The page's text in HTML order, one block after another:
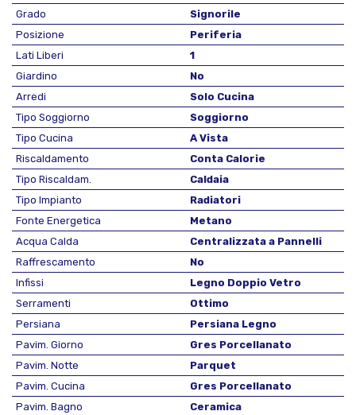
Grado
Signorile
Posizione
Periferia
Lati Liberi
1
Giardino
No
Arredi
Solo Cucina
Tipo Soggiorno
Soggiorno
Tipo Cucina
A Vista
Riscaldamento
Conta Calorie
Tipo Riscaldam.
Caldaia
Tipo Impianto
Radiatori
Fonte Energetica
Metano
Acqua Calda
Centralizzata a Pannelli
Raffrescamento
No
Infissi
Legno Doppio Vetro
Serramenti
Ottimo
Persiana
Persiana Legno
Pavim. Giorno
Gres Porcellanato
Pavim. Notte
Parquet
Pavim. Cucina
Gres Porcellanato
Pavim. Bagno
Ceramica